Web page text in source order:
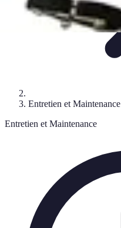
Entretien et Maintenance
Entretien et Maintenance